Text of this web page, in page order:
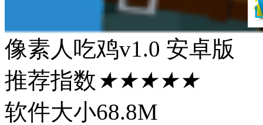
像素人吃鸡v1.0 安卓版
推荐指数 ★★★★★
软件大小68.8M